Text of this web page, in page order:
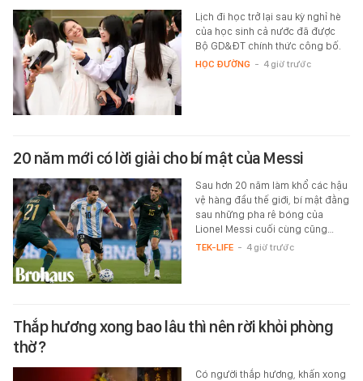
Lịch đi học trở lại sau kỳ nghỉ hè
của học sinh cả nước đã được
Bộ GD&ĐT chính thức công bố.
HỌC ĐƯỜNG - 4 giờ trước
20 năm mới có lời giải cho bí mật của Messi
Sau hơn 20 năm làm khổ các hậu
vệ hàng đầu thế giới, bí mật đằng
sau những pha rê bóng của
Lionel Messi cuối cùng cũng…
TEK-LIFE - 4 giờ trước
Thắp hương xong bao lâu thì nên rời khỏi phòng
thờ?
Có người thắp hương, khấn xong